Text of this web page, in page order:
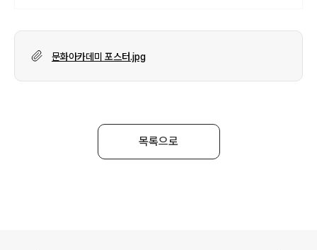
문화아카데미 포스터.jpg
목록으로